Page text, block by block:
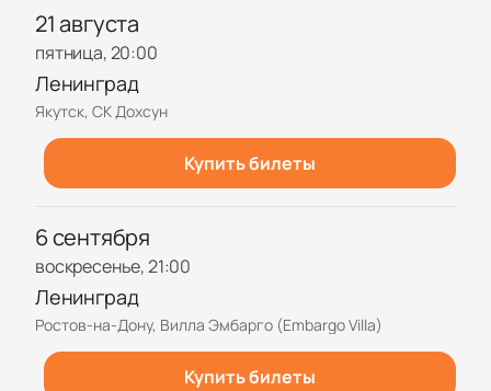
21 августа
пятница, 20:00
Ленинград
Якутск, СК Дохсун
Купить билеты
6 сентября
воскресенье, 21:00
Ленинград
Ростов-на-Дону, Вилла Эмбарго (Embargo Villa)
Купить билеты